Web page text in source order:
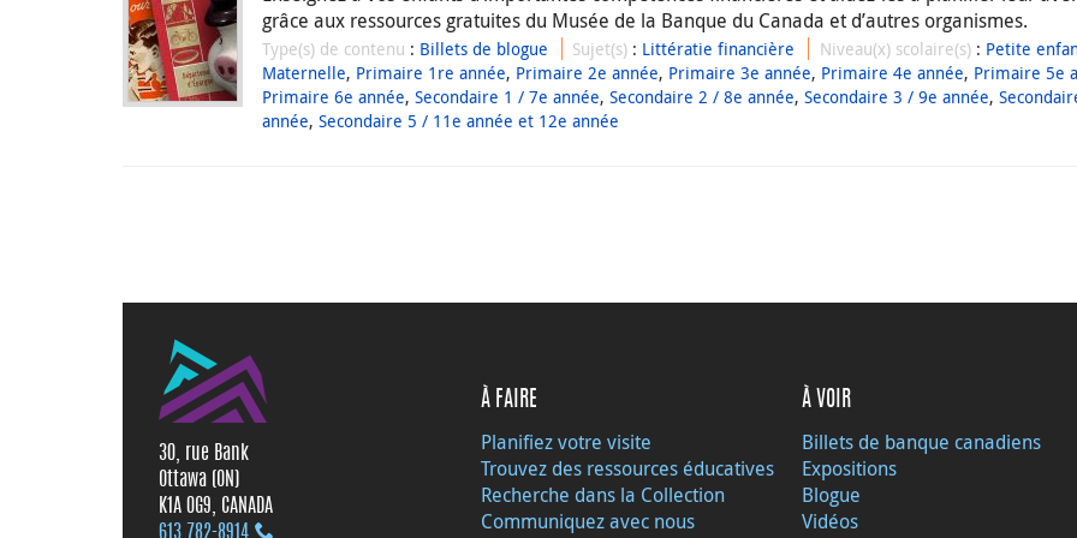
grâce aux ressources gratuites du Musée de la Banque du Canada et d’autres organismes.
Type(s) de contenu : Billets de blogue Sujet(s) : Littératie financière Niveau(x) scolaire(s) : Petite
Maternelle, Primaire 1re année, Primaire 2e année, Primaire 3e année, Primaire 4e année, Primaire 5e
Primaire 6e année, Secondaire 1 / 7e année, Secondaire 2 / 8e année, Secondaire 3 / 9e année,
année, Secondaire 5 / 11e année et 12e année
30, rue Bank
Ottawa (ON)
K1A 0G9, CANADA
613 782‑8914
À FAIRE
Planifiez votre visite
Trouvez des ressources éducatives
Recherche dans la Collection
Communiquez avec nous
À VOIR
Billets de banque canadiens
Expositions
Blogue
Vidéos